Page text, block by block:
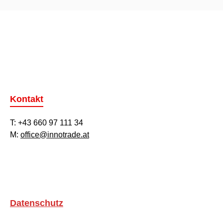
Kontakt
T: +43 660 97 111 34
M: office@innotrade.at
Datenschutz